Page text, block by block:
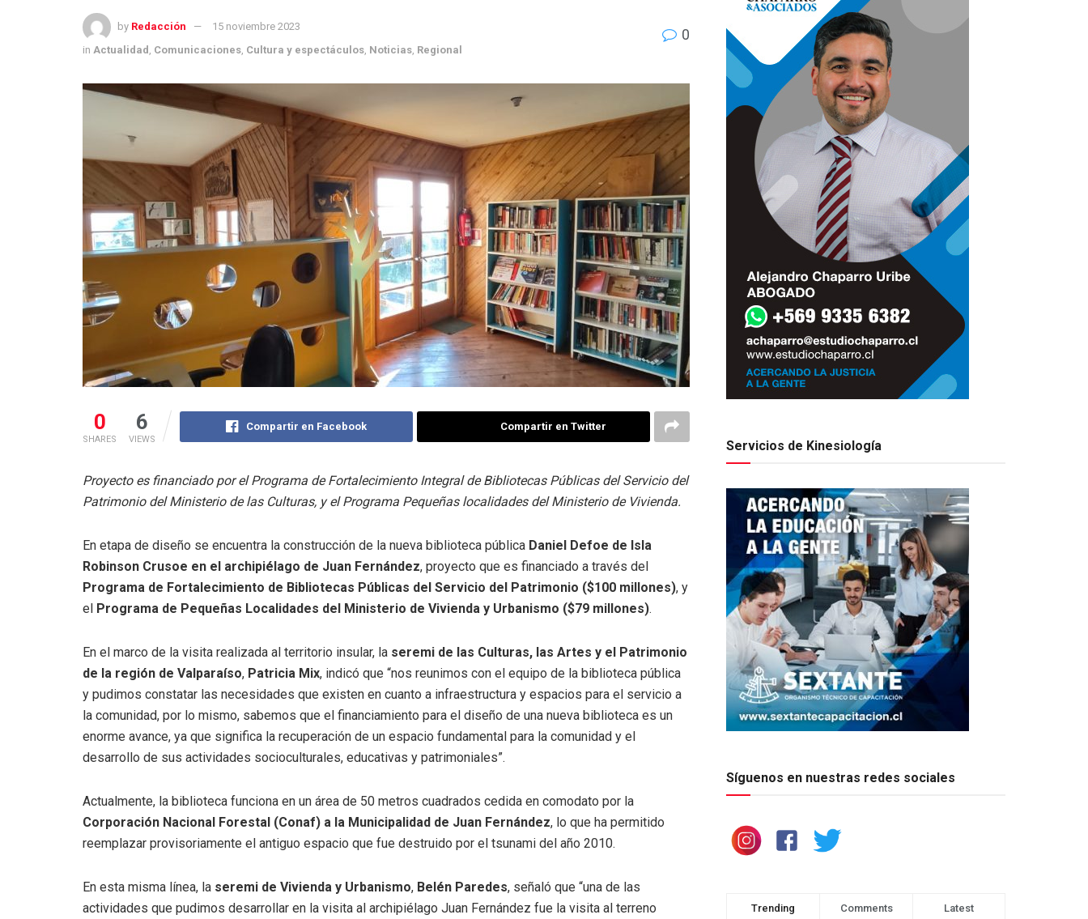
by Redacción
15 noviembre 2023
in Actualidad Comunicaciones Cultura y espectáculos Noticias Regional
0
0
SHARES
6
VIEWS
Compartir en Facebook Compartir en Twitter
Proyecto es financiado por el Programa de Fortalecimiento Integral de Bibliotecas Públicas del Servicio del
Patrimonio del Ministerio de las Culturas, y el Programa Pequeñas localidades del Ministerio de Vivienda.
En etapa de diseño se encuentra la construcción de la nueva biblioteca pública Daniel Defoe de Isla
Robinson Crusoe en el archipiélago de Juan Fernández, proyecto que es financiado a través del
Programa de Fortalecimiento de Bibliotecas Públicas del Servicio del Patrimonio ($100 millones), y
el Programa de Pequeñas Localidades del Ministerio de Vivienda y Urbanismo ($79 millones).
En el marco de la visita realizada al territorio insular, la seremi de las Culturas, las Artes y el Patrimonio
de la región de Valparaíso, Patricia Mix, indicó que “nos reunimos con el equipo de la biblioteca pública
y pudimos constatar las necesidades que existen en cuanto a infraestructura y espacios para el servicio a
la comunidad, por lo mismo, sabemos que el financiamiento para el diseño de una nueva biblioteca es un
enorme avance, ya que significa la recuperación de un espacio fundamental para la comunidad y el
desarrollo de sus actividades socioculturales, educativas y patrimoniales”.
Actualmente, la biblioteca funciona en un área de 50 metros cuadrados cedida en comodato por la
Corporación Nacional Forestal (Conaf) a la Municipalidad de Juan Fernández, lo que ha permitido
reemplazar provisoriamente el antiguo espacio que fue destruido por el tsunami del año 2010.
En esta misma línea, la seremi de Vivienda y Urbanismo, Belén Paredes, señaló que “una de las
actividades que pudimos desarrollar en la visita al archipiélago Juan Fernández fue la visita al terreno
Servicios de Kinesiología
Síguenos en nuestras redes sociales
Trending Comments Latest